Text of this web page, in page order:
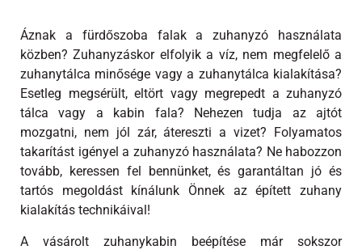
Áznak a fürdőszoba falak a zuhanyzó használata
közben? Zuhanyzáskor elfolyik a víz, nem megfelelő a
zuhanytálca minősége vagy a zuhanytálca kialakítása?
Esetleg megsérült, eltört vagy megrepedt a zuhanyzó
tálca vagy a kabin fala? Nehezen tudja az ajtót
mozgatni, nem jól zár, átereszti a vizet? Folyamatos
takarítást igényel a zuhanyzó használata? Ne habozzon
tovább, keressen fel bennünket, és garantáltan jó és
tartós megoldást kínálunk Önnek az épített zuhany
kialakítás technikáival!
A vásárolt zuhanykabin beépítése már sokszor